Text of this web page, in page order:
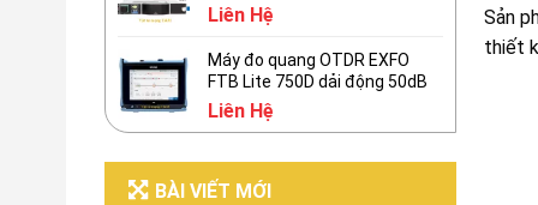
Sản
thiết
Liên Hệ
Máy đo quang OTDR EXFO
FTB Lite 750D dải động 50dB
Liên Hệ
BÀI VIẾT MỚI